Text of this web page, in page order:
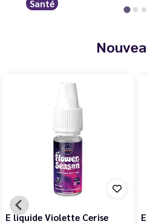
Santé
E liquide Violette Cerise